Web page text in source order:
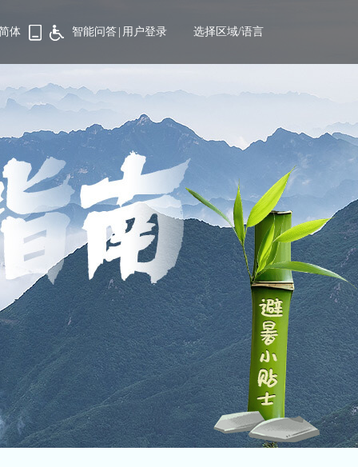
体 智能问答 用户登录 选择区域/语言
备
好
药
物
选
对
饮
品